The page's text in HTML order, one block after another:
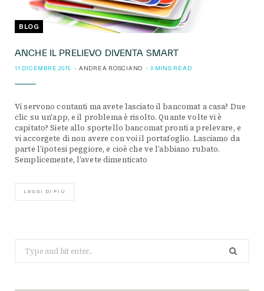
BLOG
ANCHE IL PRELIEVO DIVENTA SMART
11 DICEMBRE 2015 ANDREA ROSCIANO 3 MINS READ
Vi servono contanti ma avete lasciato il bancomat a casa? Due
clic su un'app, e il problema è risolto. Quante volte vi è
capitato? Siete allo sportello bancomat pronti a prelevare, e
vi accorgete di non avere con voi il portafoglio. Lasciamo da
parte l’ipotesi peggiore, e cioè che ve l’abbiano rubato.
Semplicemente, l’avete dimenticato
LEGGI DI PIÙ
for: